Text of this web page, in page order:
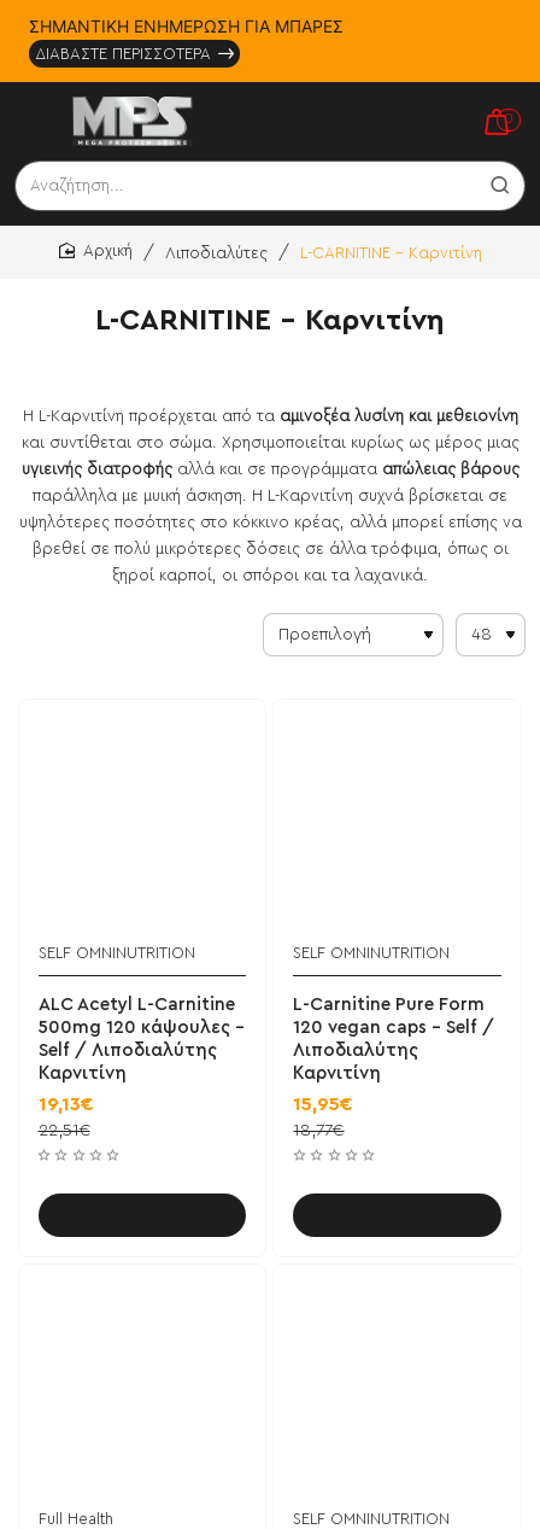
ΣΗΜΑΝΤΙΚΗ ΕΝΗΜΕΡΩΣΗ ΓΙΑ ΜΠΑΡΕΣ
ΔΙΑΒΑΣΤΕ ΠΕΡΙΣΣΟΤΕΡΑ
0
Αναζήτηση...
L-CARNITINE - Καρνιτίνη
Λιποδιαλύτες L-CARNITINE - Καρνιτίνη
Η L-Καρνιτίνη προέρχεται από τα αμινοξέα λυσίνη και μεθειονίνη
και συντίθεται στο σώμα. Χρησιμοποιείται κυρίως ως μέρος μιας
υγιεινής διατροφήςαλλά και σε προγράμματα απώλειας βάρους
παράλληλα με μυική άσκηση. Η L-Καρνιτίνη συχνά βρίσκεται σε
υψηλότερες ποσότητες στο κόκκινο κρέας, αλλά μπορεί επίσης να
βρεθεί σε πολύ μικρότερες δόσεις σε άλλα τρόφιμα, όπως οι
ξηροί καρποί, οι σπόροι και τα λαχανικά.
SELF OMNINUTRITION
ALC Acetyl L-Carnitine
500mg 120 κάψουλες -
Self / Λιποδιαλύτης
Καρνιτίνη
19,13€
22,51€
SELF OMNINUTRITION
L-Carnitine Pure Form
120 vegan caps - Self /
Λιποδιαλύτης
Καρνιτίνη
15,95€
18,77€
Full Health SELF OMNINUTRITION